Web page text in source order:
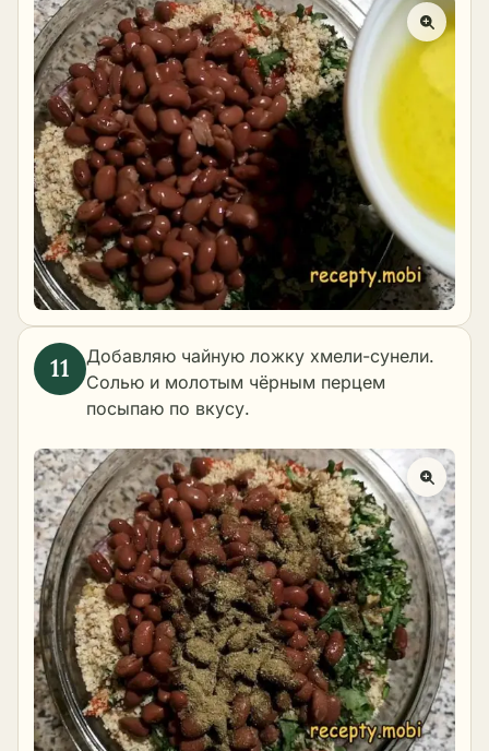
Добавляю чайную ложку хмели-сунели.
Солью и молотым чёрным перцем
посыпаю по вкусу.